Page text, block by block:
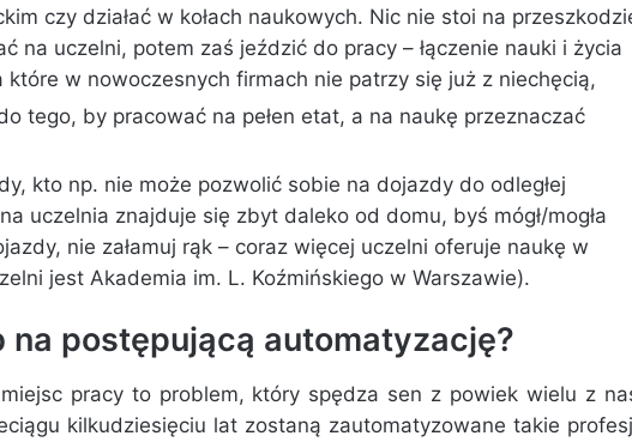
czy działać w kołach naukowych. Nic nie stoi na
na uczelni, potem zaś jeździć do pracy – łączenie nauki i życia
które w nowoczesnych firmach nie patrzy się już z niechęcią,
tego, by pracować na pełen etat, a na naukę przeznaczać
kto np. nie może pozwolić sobie na dojazdy do odległej
uczelnia znajduje się zbyt daleko od domu, byś mógł/mogła
nie załamuj rąk – coraz więcej uczelni oferuje naukę w
jest Akademia im. L. Koźmińskiego w Warszawie).
na postępującą automatyzację?
pracy to problem, który spędza sen z powiek wielu z
kilkudziesięciu lat zostaną zautomatyzowane takie